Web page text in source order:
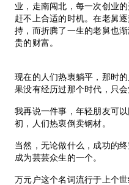
业，走南闯北，每一次创业
赶不上合适的时机。在老舅
持，而折腾了一生的老舅也
贵的财富。
现在的人们热衷躺平，那时
果没有经历过那个时代，只会
我再说一件事，年轻朋友可
初，人们热衷倒卖钢材。
当然，无论做什么，成功的
成为芸芸众生的一个。
万元户这个名词流行于上个